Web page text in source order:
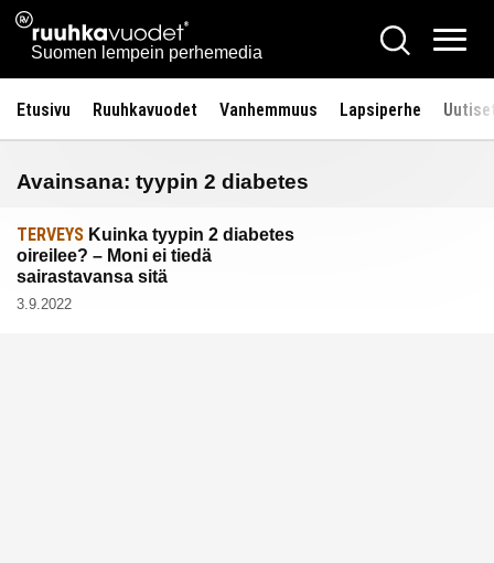
Siirry
sisältöön
Ruuhkavuodet.fi
Suomen lempein perhemedia
Hae
Etusivu Ruuhkavuodet Vanhemmuus Lapsiperhe
Avainsana: tyypin 2 diabetes
TERVEYS Kuinka tyypin 2 diabetes
oireilee? – Moni ei tiedä
sairastavansa sitä
3.9.2022